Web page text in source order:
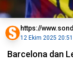
https://
12 Ekim 2025 20:51
Barcelona dan